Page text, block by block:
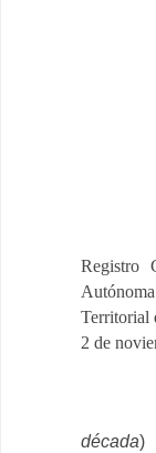
Registro
Territorial
2 de
década)